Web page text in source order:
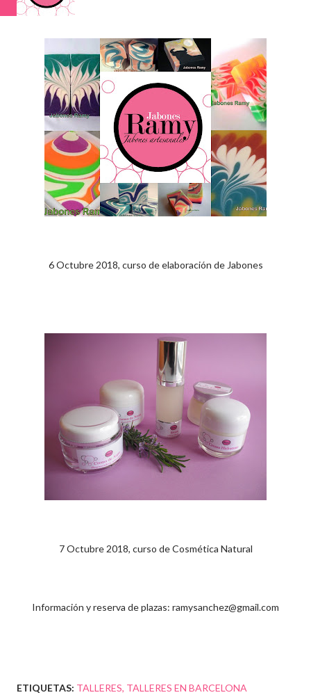
6 Octubre 2018, curso de elaboración de Jabones
7 Octubre 2018, curso de Cosmética Natural
Información y reserva de plazas: ramysanchez@gmail.com
ETIQUETAS: TALLERES TALLERES EN BARCELONA